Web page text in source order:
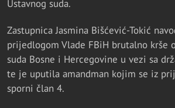
Ustavnog suda.
Zastupnica Jasmina Bišćević-Tokić
prijedlogom Vlade FBiH brutalno krše
suda Bosne i Hercegovine u vezi sa
te je uputila amandman kojim se iz
sporni član 4.